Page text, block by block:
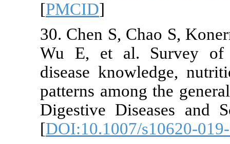
30. Chen S,
Wu E, et
disease
patterns
Digestive
[